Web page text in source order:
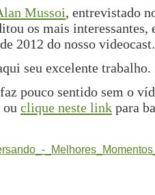
Mussoi, entrevistado
os mais interessantes,
2012 do nosso videocast.
seu excelente trabalho.
pouco sentido sem o
clique neste link para